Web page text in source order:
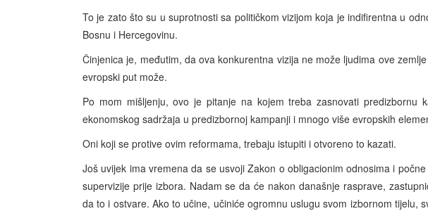
To je zato što su u suprotnosti sa političkom vizijom koja je indifirentna u
Bosnu i Hercegovinu.
Činjenica je, međutim, da ova konkurentna vizija ne može ljudima ove
evropski put može.
Po mom mišljenju, ovo je pitanje na kojem treba zasnovati predizbornu
ekonomskog sadržaja u predizbornoj kampanji i mnogo više evropskih
Oni koji se protive ovim reformama, trebaju istupiti i otvoreno to kazati.
Još uvijek ima vremena da se usvoji Zakon o obligacionim odnosima i
supervizije prije izbora. Nadam se da će nakon današnje rasprave,
da to i ostvare. Ako to učine, učiniće ogromnu uslugu svom izbornom tijelu,